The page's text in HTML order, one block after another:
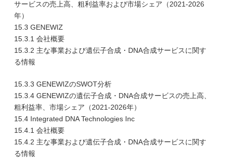
サービスの売上高、粗利益率および市場シェア（2021-2026
年）
15.3 GENEWIZ
15.3.1 会社概要
15.3.2 主な事業および遺伝子合成・DNA合成サービスに関す
る情報
15.3.3 GENEWIZのSWOT分析
15.3.4 GENEWIZの遺伝子合成・DNA合成サービスの売上高、
粗利益率、市場シェア（2021-2026年）
15.4 Integrated DNA Technologies Inc
15.4.1 会社概要
15.4.2 主な事業および遺伝子合成・DNA合成サービスに関す
る情報